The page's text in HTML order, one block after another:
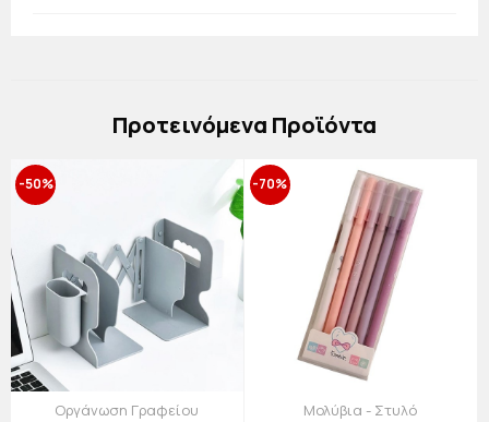
Πρoτεινόμενα Προϊόντα
-50%
Οργάνωση Γραφείου
-70%
Μολύβια - Στυλό